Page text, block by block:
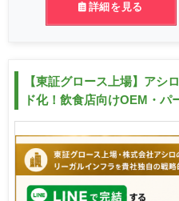
詳細を見る
【東証グロース上場】アシ
ド化！飲食店向けOEM・パ